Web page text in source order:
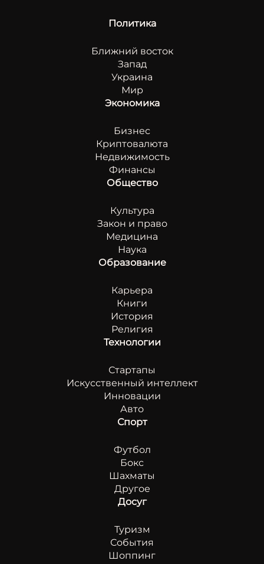
Политика
Ближний восток
Запад
Украина
Мир
Экономика
Бизнес
Криптовалюта
Недвижимость
Финансы
Общество
Культура
Закон и право
Медицина
Наука
Образование
Карьера
Книги
История
Религия
Технологии
Стартапы
Искусственный интеллект
Инновации
Авто
Спорт
Футбол
Бокс
Шахматы
Другое
Досуг
Туризм
События
Шоппинг